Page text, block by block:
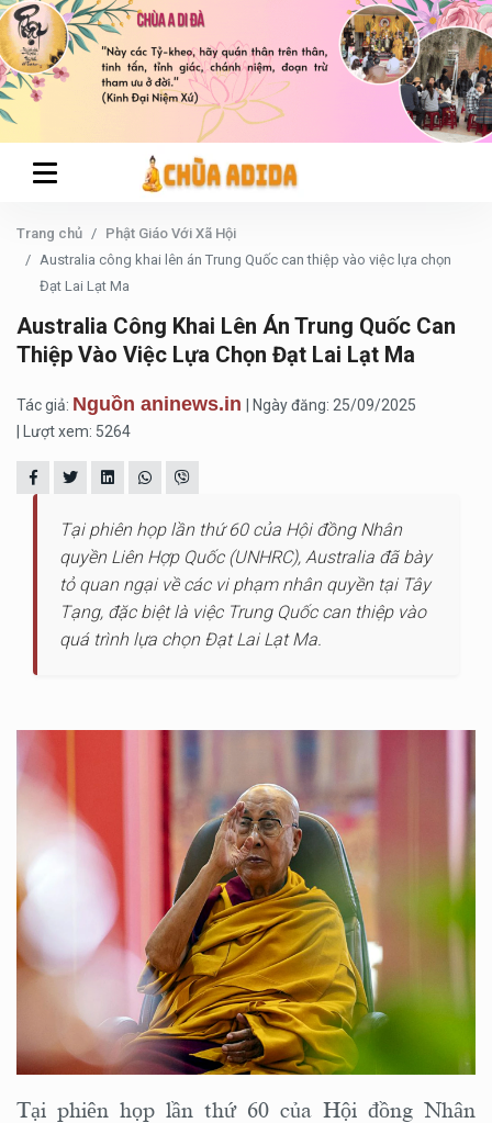
Trang chủ
Phật Giáo Với Xã Hội
Australia công khai lên án Trung Quốc can thiệp vào việc lựa chọn
Đạt Lai Lạt Ma
Australia Công Khai Lên Án Trung Quốc Can
Thiệp Vào Việc Lựa Chọn Đạt Lai Lạt Ma
Tác giả: Nguồn aninews.in
| Ngày đăng: 25/09/2025
| Lượt xem: 5264
Tại phiên họp lần thứ 60 của Hội đồng Nhân
quyền Liên Hợp Quốc (UNHRC), Australia đã bày
tỏ quan ngại về các vi phạm nhân quyền tại Tây
Tạng, đặc biệt là việc Trung Quốc can thiệp vào
quá trình lựa chọn Đạt Lai Lạt Ma.
Tại phiên họp lần thứ 60 của Hội đồng Nhân